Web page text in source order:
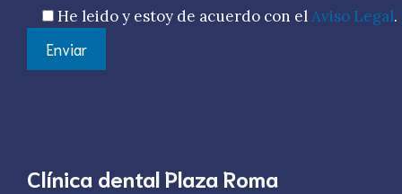
He leido y estoy de acuerdo con elAviso Legal.
Clínica dental Plaza Roma